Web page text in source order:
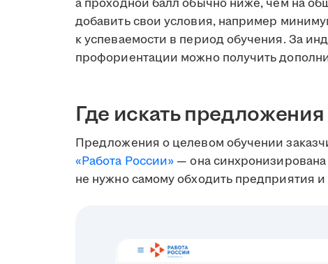
а проходной балл обычно ниже, чем на
добавить свои условия, например
к успеваемости в период обучения. За
профориентации можно получить
Где искать
Предложения о целевом обучении
«Работа России» — она синхронизирована
не нужно самому обходить предприятия